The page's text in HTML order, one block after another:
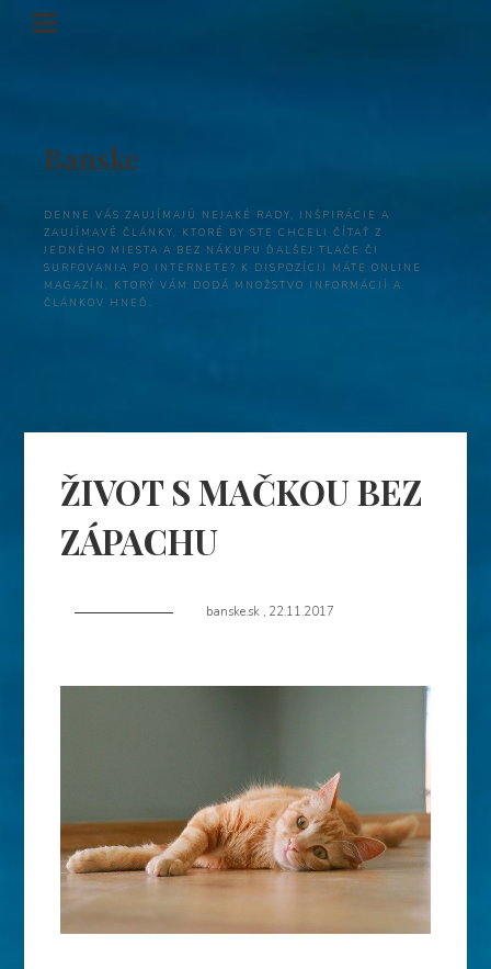
Banske
DENNE VÁS ZAUJÍMAJÚ NEJAKÉ RADY, INŠPIRÁCIE A
ZAUJÍMAVÉ ČLÁNKY, KTORÉ BY STE CHCELI ČÍTAŤ Z
JEDNÉHO MIESTA A BEZ NÁKUPU ĎALŠEJ TLAČE ČI
SURFOVANIA PO INTERNETE? K DISPOZÍCII MÁTE ONLINE
MAGAZÍN, KTORÝ VÁM DODÁ MNOŽSTVO INFORMÁCIÍ A
ČLÁNKOV HNEĎ.
ŽIVOT S MAČKOU BEZ
ZÁPACHU
banske.sk , 22.11.2017